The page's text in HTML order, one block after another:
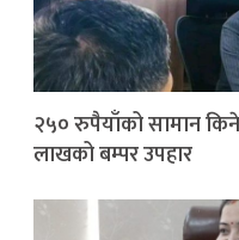
२५० रुपैयाँको सामान
लाखको बम्पर उपहार